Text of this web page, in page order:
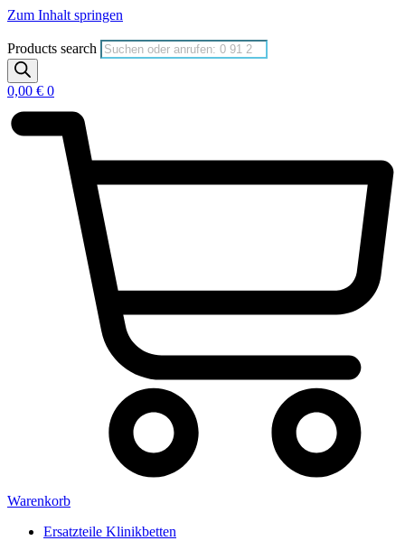
Zum Inhalt springen
Products search
0,00 € 0
Warenkorb
Ersatzteile Klinikbetten